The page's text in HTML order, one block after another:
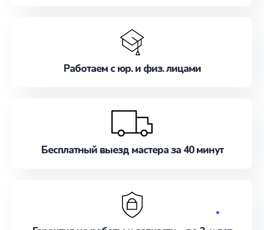
Работаем с юр. и физ. лицами
Бесплатный выезд мастера за 40 минут